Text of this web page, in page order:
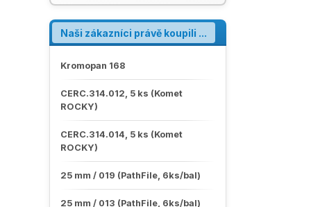
dosiahnutie prirodzenej estetiky
kompozitných výplní jednoduchšie
ako kedykoľvek predtým. ART
umožňuje lepšie spojenie s okolitým
štrukturálnej integrite sa budú výplne
vyznačovať výnimočnou pevnosťou a
úžasnou estetikou. Leták Harmonize
Naši zákazníci právě koupili ...
Kromopan 168
CERC.314.012, 5 ks (Komet
ROCKY)
CERC.314.014, 5 ks (Komet
ROCKY)
25 mm / 019 (PathFile, 6ks/bal)
25 mm / 013 (PathFile, 6ks/bal)